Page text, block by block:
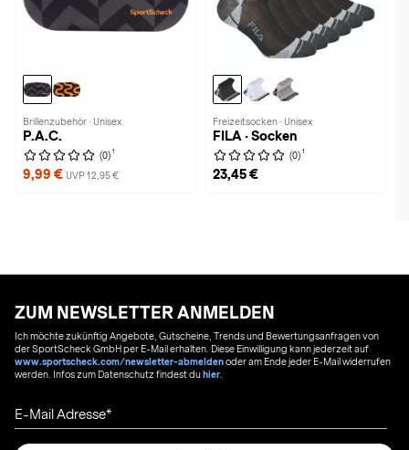
Brillenzubehör · Unisex
P.A.C.
(0) 1
9,99 € UVP 12,95 €
Freizeitsocken · Unisex
FILA · Socken
(0) 1
23,45 €
ZUM NEWSLETTER ANMELDEN
Ich möchte zukünftig Angebote, Gutscheine, Trends und Bewertungsanfragen von
der SportScheck GmbH per E-Mail erhalten. Diese Einwilligung kann jederzeit auf
www.sportscheck.com/newsletter-abmeldenoder am Ende jeder E-Mail widerrufen
werden. Infos zum Datenschutz findest duhier
E-Mail Adresse